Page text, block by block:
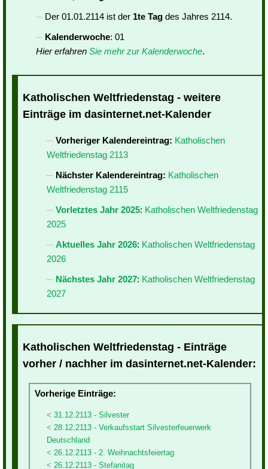
Der 01.01.2114 ist der 1te Tag des Jahres 2114.
Kalenderwoche: 01
Hier erfahren Sie mehr zur Kalenderwoche.
Katholischen Weltfriedenstag - weitere
Einträge im dasinternet.net-Kalender
Vorheriger Kalendereintrag: Katholischen
Weltfriedenstag 2113
Nächster Kalendereintrag: Katholischen
Weltfriedenstag 2115
Vorletztes Jahr 2025: Katholischen Weltfriedenstag
2025
Aktuelles Jahr 2026: Katholischen Weltfriedenstag
2026
Nächstes Jahr 2027: Katholischen Weltfriedenstag
2027
Katholischen Weltfriedenstag - Einträge
vorher / nachher im dasinternet.net-Kalender:
Vorherige Einträge:
31.12.2113 - Silvester
28.12.2113 - Verkaufsstart Silvesterfeuerwerk
Deutschland
26.12.2113 - 2. Weihnachtsfeiertag
26.12.2113 - Stefanitag